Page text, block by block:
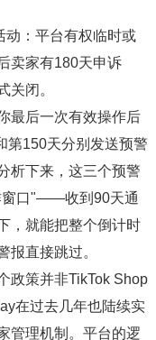
动：平台有权临时或
卖家有180天申诉
关闭。
后一次有效操作后
第150天分别发送预警
析下来，这三个预警
窗口"——收到90天通
，就能把整个倒计时
报直接跳过。
策并非TikTok Shop
在过去几年也陆续实
管理机制。平台的逻